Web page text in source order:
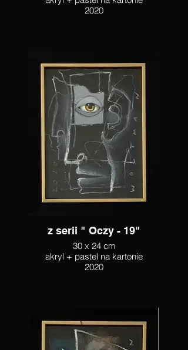
2020
z serii " Oczy - 19"
30 x 24 cm
akryl + pastel na kartonie
2020